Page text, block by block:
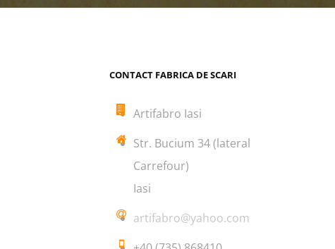
CONTACT FABRICA DE SCARI
Artifabro Iasi
Str. Bucium 34 (lateral
Carrefour)
Iasi
artifabro@yahoo.com